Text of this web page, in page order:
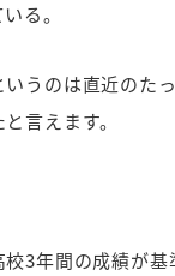
る。
うのは直近のた
言えます。
3年間の成績が基